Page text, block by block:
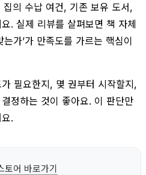
집의 수납 여건, 기존 보유 도서,
. 실제 리뷰를 살펴보면 책 자체
가’가 만족도를 가르는 핵심이
필요한지, 몇 권부터 시작할지,
정하는 것이 좋아요. 이 판단만
.
토어 바로가기